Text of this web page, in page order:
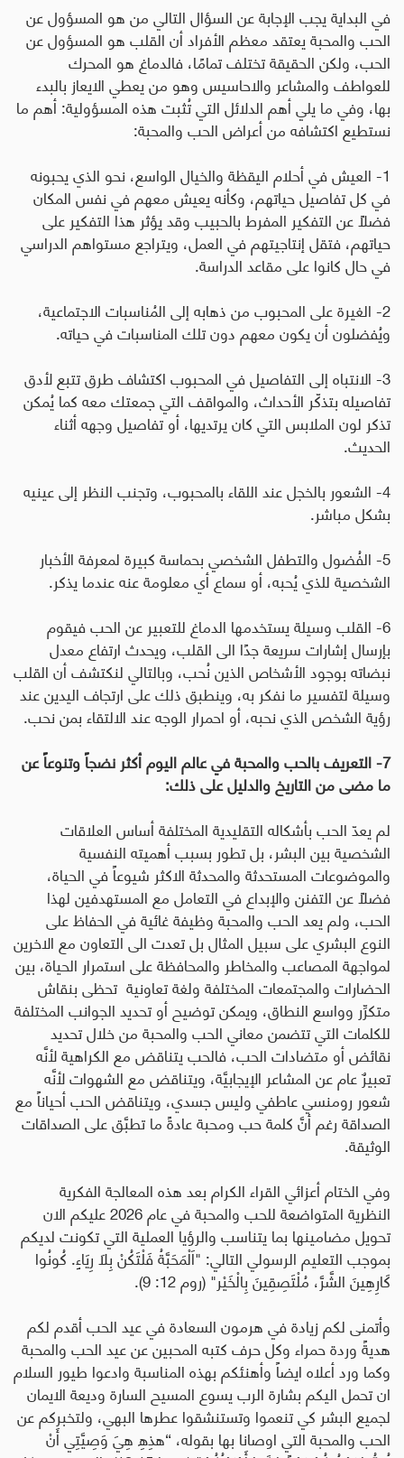
في البداية يجب الإجابة عن السؤال التاليمن هو المسؤول عن
الحب والمحبة يعتقد معظم الأفراد أن القلب هو المسؤول عن
الحب، ولكن الحقيقة تختلف تمامًا، فالدماغ هو المحرك
للعواطف والمشاعر والاحاسيس وهو من يعطي الايعاز بالبدء
بها، وفي ما يلي أهم الدلائل التي تُثبت هذه المسؤولية: أهم ما
نستطيع اكتشافه من أعراض الحب والمحبة:
1- العيش في أحلام اليقظة
والخيال الواسع، نحو الذي يحبونه
في كل تفاصيل حياتهم، وكأنه يعيش معهم في نفس المكان
فضلاً عنالتفكير المفرط بالحبيبوقد يؤثر هذا التفكير على
حياتهم، فتقل إنتاجيتهم في العمل، ويتراجع مستواهم الدراسي
في حال كانوا على مقاعد الدراسة.
2- الغيرة على المحبوب
من ذهابه إلى المُناسبات الاجتماعية،
ويُفضلون أن يكون معهم دون تلك المناسبات في حياته.
3- الانتباه إلى التفاصيل في المحبوب اكتشاف طرق تتبع لأدق
تفاصيله بتذكّر الأحداث، والمواقف التي جمعتك معه كما يُمكن
تذكر لون الملابس التي كان يرتديها، أو تفاصيل وجهه أثناء
الحديث.
4- الشعور بالخجل عند اللقاء بالمحبوب، وتجنب النظر إلى عينيه
بشكل مباشر.
5- الفُضول والتطفل الشخصي
بحماسة كبيرة لمعرفة الأخبار
الشخصية للذي يُحبه، أو سماع أي معلومة عنه عندما يذكر.
6- القلب وسيلة يستخدمها الدماغ للتعبير عن الحب فيقوم
بإرسال إشارات سريعة جدًا الى القلب، ويحدث ارتفاع معدل
نبضاته بوجود الأشخاص الذين نُحب، وبالتالي لنكتشف أن القلب
وسيلة لتفسير ما نفكر به، وينطبق ذلك على ارتجاف اليدين عند
رؤية الشخص الذي نحبه، أو احمرار الوجه عند الالتقاء بمن نحب.
7- التعريف بالحب والمحبة في عالم اليوم أكثر نضجاً وتنوعاً عن
ما مضى من التاريخ والدليل على ذلك:
لم يعدّ الحب بأشكاله التقليدية المختلفة أساس العلاقات
الشخصية بين البشر، بل تطور بسبب أهميته النفسية
والموضوعات المستحدثة والمحدثة الاكثر شيوعاً في الحياة،
فضلاً عن التفنن والإبداع في التعامل مع المستهدفين لهذا
الحب، ولم يعد الحب والمحبة وظيفة غائية في الحفاظ على
النوع البشري على سبيل المثال بل تعدت الى التعاون مع الاخرين
لمواجهة المصاعب والمخاطر والمحافظة على استمرار الحياة، بين
الحضارات والمجتمعات المختلفة ولغة تعاونية تحظى بنقاش
متكرِّر وواسع النطاق، ويمكن توضيح أو تحديد الجوانب المختلفة
للكلمات التي تتضمن معاني الحب والمحبة من خلال تحديد
نقائض أو متضادات الحب، فالحب يتناقض مع الكراهية لأنَّه
تعبيرٌ عام عن المشاعر الإيجابيَّة، ويتناقض مع الشهوات لأنَّه
شعور رومنسي عاطفي وليس جسدي، ويتناقض الحب أحياناً مع
الصداقة رغم أنَّ كلمة حب ومحبة عادةً ما تطبَّق على الصداقات
الوثيقة.
وفي الختام أعزائي القراء الكرام بعد هذه المعالجة الفكرية
النظرية المتواضعة للحب والمحبة في عام 2026 عليكم الان
تحويل مضامينها بما يتناسب والرؤيا العملية التي تكونت لديكم
بموجب التعليم الرسولي التالي: "اَلْمَحَبَّةُ فَلْتَكُنْ بِلاَ رِيَاءٍ. كُونُوا
كَارِهِينَ الشَّرَّ، مُلْتَصِقِينَ بِالْخَيْر" (روم 12: 9).
وأتمنى لكم زيادة في هرمون السعادة في عيد الحب أقدم لكم
هديةً وردة حمراء وكل حرف كتبه المحبين عن عيد الحب والمحبة
وكما ورد أعلاه ايضاً وأهنئكم بهذه المناسبة وادعوا طيور السلام
ان تحمل اليكم بشارة الرب يسوع المسيح السارة وديعة الايمان
لجميع البشر كي تنعموا وتستنشقوا عطرها البهي، ولتخبركم عن
الحب والمحبة التي اوصانا بها بقوله، “هذِهِ هِيَ وَصِيَّتِي أَنْ